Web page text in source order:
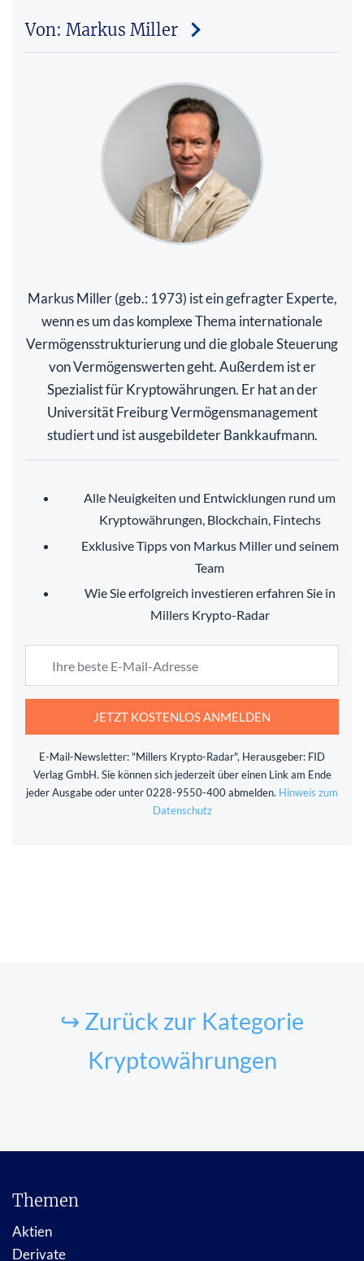
Von: Markus Miller
Markus Miller (geb.: 1973) ist ein gefragter Experte,
wenn es um das komplexe Thema internationale
Vermögensstrukturierung und die globale Steuerung
von Vermögenswerten geht. Außerdem ist er
Spezialist für Kryptowährungen. Er hat an der
Universität Freiburg Vermögensmanagement
studiert und ist ausgebildeter Bankkaufmann.
Alle Neuigkeiten und Entwicklungen rund um
Kryptowährungen, Blockchain, Fintechs
Exklusive Tipps von Markus Miller und seinem
Team
Wie Sie erfolgreich investieren erfahren Sie in
Millers Krypto-Radar
JETZT KOSTENLOS ANMELDEN
E-Mail-Newsletter: "Millers Krypto-Radar", Herausgeber: FID
Verlag GmbH. Sie können sich jederzeit über einen Link am Ende
jeder Ausgabe oder unter 0228-9550-400 abmelden. Hinweis zum
Datenschutz
↪ Zurück zur Kategorie
Kryptowährungen
Themen
Aktien
Derivate